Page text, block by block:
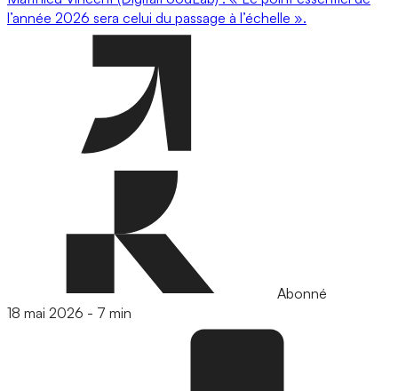
l’année 2026 sera celui du passage à l’échelle ».
Abonné
18 mai 2026 - 7 min